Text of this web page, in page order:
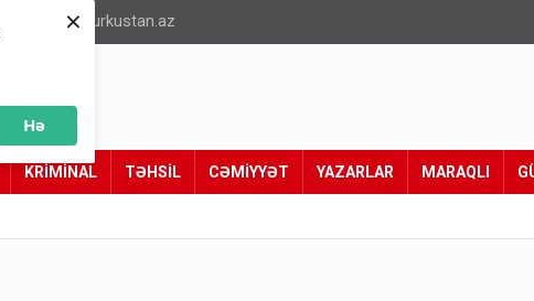
Hə
×
info@turkustan.az
KRİMİNAL TƏHSİL CƏMİYYƏT YAZARLAR MARAQLI